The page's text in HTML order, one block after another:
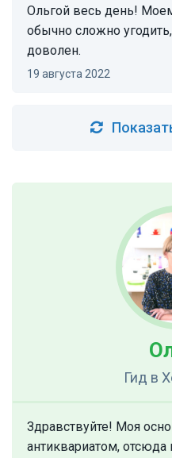
Ольгой весь день!
обычно сложно
доволен.
19 августа 2022
Гид в
Здравствуйте! Моя
антиквариатом, отсюда